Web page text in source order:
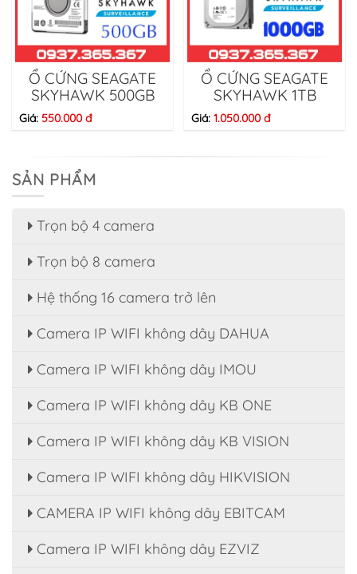
Ổ CỨNG SEAGATE
SKYHAWK 500GB
Giá: 550.000 đ
Ổ CỨNG SEAGATE
SKYHAWK 1TB
Giá: 1.050.000 đ
SẢN PHẨM
Trọn bộ 4 camera
Trọn bộ 8 camera
Hệ thống 16 camera trở lên
Camera IP WIFI không dây DAHUA
Camera IP WIFI không dây IMOU
Camera IP WIFI không dây KB ONE
Camera IP WIFI không dây KB VISION
Camera IP WIFI không dây HIKVISION
CAMERA IP WIFI không dây EBITCAM
Camera IP WIFI không dây EZVIZ